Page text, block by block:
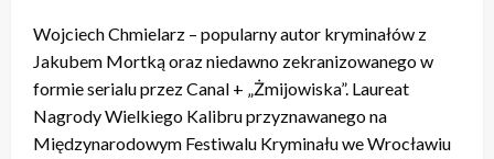
Wojciech Chmielarz – popularny autor kryminałów z
Jakubem Mortką oraz niedawno zekranizowanego w
formie serialu przez Canal + „Żmijowiska”. Laureat
Nagrody Wielkiego Kalibru przyznawanego na
Międzynarodowym Festiwalu Kryminału we Wrocławiu